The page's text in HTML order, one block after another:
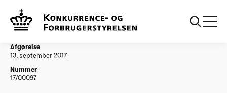
Vandtilsyn
Statusmeddelelse 2017-2018
Afgørelse
13. september 2017
Nummer
17/00097